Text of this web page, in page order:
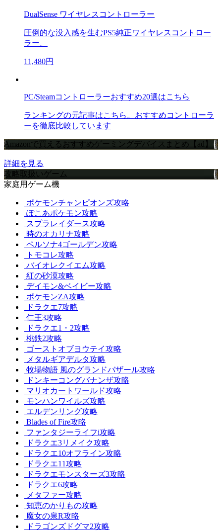
DualSense ワイヤレスコントローラー
圧倒的な没入感を生むPS5純正ワイヤレスコントロー
ラー。
11,480円
PC/Steamコントローラーおすすめ20選はこちら
ランキングの元記事はこちら。おすすめコントローラ
ーを徹底比較しています
Amazonで買えるおすすめゲーミングデバイスまとめ【ad】
詳細を見る
攻略取扱いゲーム
家庭用ゲーム機
ポケモンチャンピオンズ攻略
ぽこあポケモン攻略
スプラレイダース攻略
時のオカリナ攻略
ペルソナ4ゴールデン攻略
トモコレ攻略
バイオレクイエム攻略
紅の砂漠攻略
デイモン&ベイビー攻略
ポケモンZA攻略
ドラクエ7攻略
仁王3攻略
ドラクエ1・2攻略
桃鉄2攻略
ゴーストオブヨウテイ攻略
メタルギアデルタ攻略
牧場物語 風のグランドバザール攻略
ドンキーコングバナンザ攻略
マリオカートワールド攻略
モンハンワイルズ攻略
エルデンリング攻略
Blades of Fire攻略
ファンタジーライフi攻略
ドラクエ3リメイク攻略
ドラクエ10オフライン攻略
ドラクエ11攻略
ドラクエモンスターズ3攻略
ドラクエ6攻略
メタファー攻略
知恵のかりもの攻略
魔女の泉R攻略
ドラゴンズドグマ2攻略